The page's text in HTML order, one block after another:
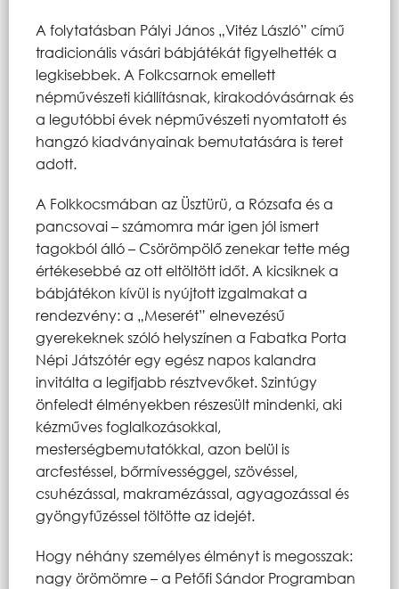
A folytatásban Pályi János „Vitéz László” című
tradicionális vásári bábjátékát figyelhették a
legkisebbek. A Folkcsarnok emellett
népművészeti kiállításnak, kirakodóvásárnak és
a legutóbbi évek népművészeti nyomtatott és
hangzó kiadványainak bemutatására is teret
adott.
A Folkkocsmában az Üsztürü, a Rózsafa és a
pancsovai – számomra már igen jól ismert
tagokból álló – Csörömpölő zenekar tette még
értékesebbé az ott eltöltött időt. A kicsiknek a
bábjátékon kívül is nyújtott izgalmakat a
rendezvény: a „Meserét” elnevezésű
gyerekeknek szóló helyszínen a Fabatka Porta
Népi Játszótér egy egész napos kalandra
invitálta a legifjabb résztvevőket. Szintúgy
önfeledt élményekben részesült mindenki, aki
kézműves foglalkozásokkal,
mesterségbemutatókkal, azon belül is
arcfestéssel, bőrmívességgel, szövéssel,
csuhézással, makramézással, agyagozással és
gyöngyfűzéssel töltötte az idejét.
Hogy néhány személyes élményt is megosszak:
nagy örömömre – a Petőfi Sándor Programban